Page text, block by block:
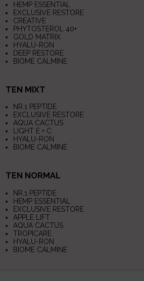
HEMP ESSENTIAL
EXCLUSIVE RESTORE
CREATIVE
PHYTOSTEROL 40+
GOLD MATRIX
HYALU-RON
DEEP RESTORE
BIOME CALMINE
TEN MIXT
NR.1 PEPTIDE
EXCLUSIVE RESTORE
AQUA CACTUS
LIGHT E + C
HYALU-RON
BIOME CALMINE
TEN NORMAL
NR.1 PEPTIDE
HEMP ESSENTIAL
EXCLUSIVE RESTORE
APPLE LIFT
AQUA CACTUS
TROPICARE
HYALU-RON
BIOME CALMINE